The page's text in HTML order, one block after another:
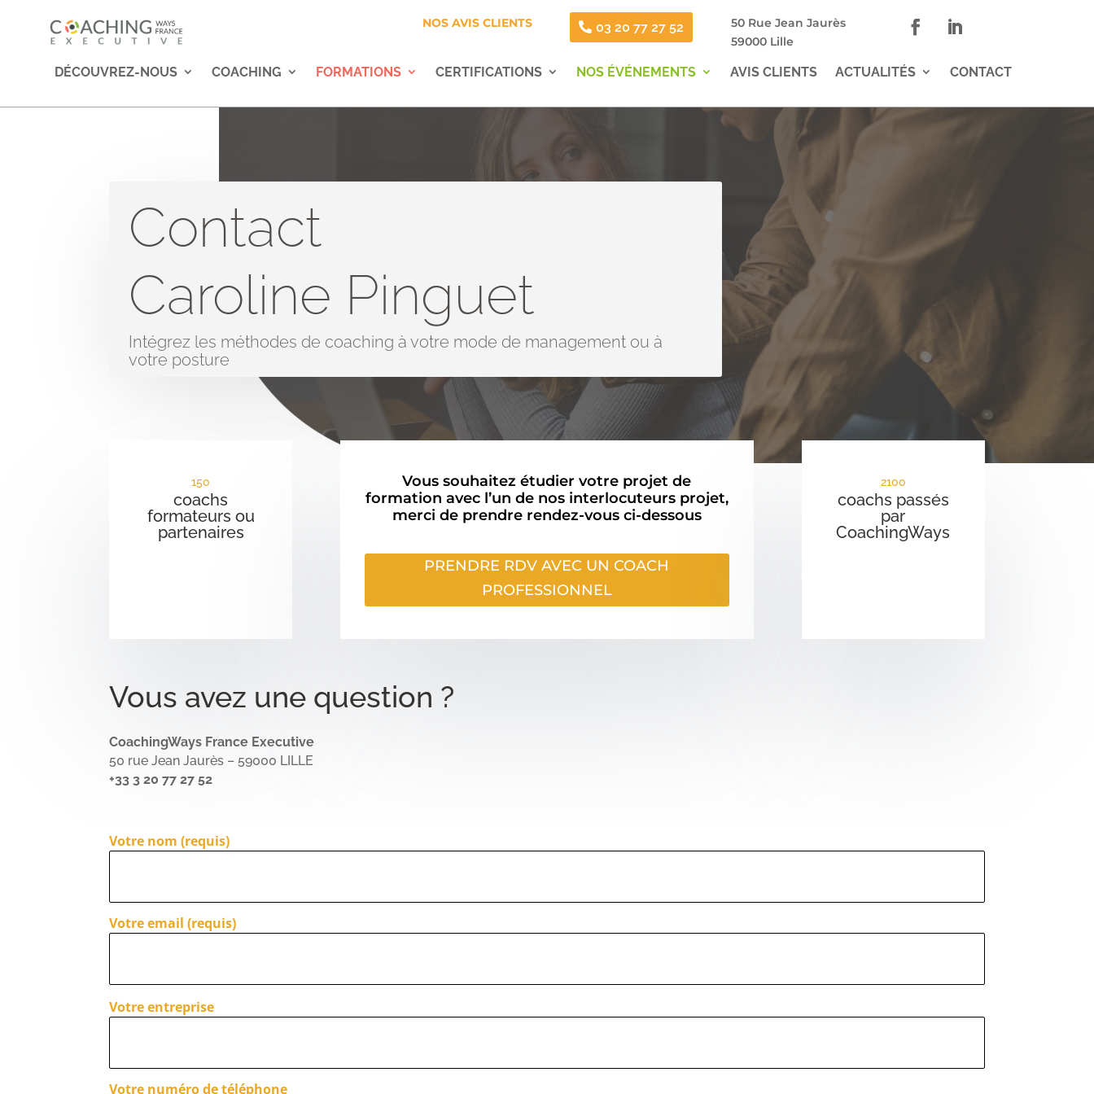
NOS AVIS CLIENTS 03 20 77 27 52
50 Rue Jean Jaurès
59000 Lille
DÉCOUVREZ-NOUS COACHING FORMATIONS CERTIFICATIONS NOS ÉVÉNEMENTS AVIS CLIENTS ACTUALITÉS CONTACT
Contact
Caroline Pinguet
Intégrez les méthodes de coaching à votre mode de management ou à
votre posture
150
coachs
formateurs ou
partenaires
Vous souhaitez étudier votre projet de
formation avec l’un de nos interlocuteurs projet,
merci de prendre rendez-vous ci-dessous
PRENDRE RDV AVEC UN COACH
PROFESSIONNEL
2100
coachs passés
par
CoachingWays
Vous avez une question ?
CoachingWays France Executive
50 rue Jean Jaurès – 59000 LILLE
+33 3 20 77 27 52
Votre nom (requis)
Votre email (requis)
Votre entreprise
Votre numéro de téléphone